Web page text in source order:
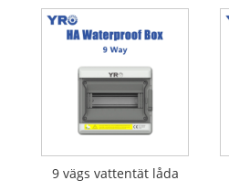
9 vägs vattentät låda